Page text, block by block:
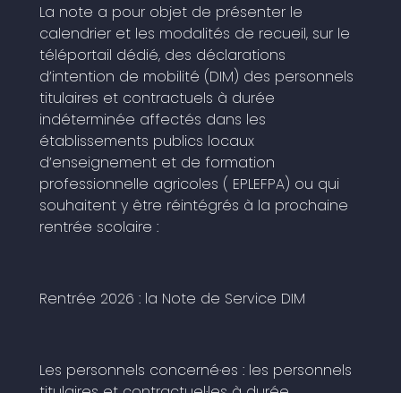
La note a pour objet de présenter le
calendrier et les modalités de recueil, sur le
téléportail dédié, des déclarations
d’intention de mobilité (DIM) des personnels
titulaires et contractuels à durée
indéterminée affectés dans les
établissements publics locaux
d’enseignement et de formation
professionnelle agricoles ( EPLEFPA) ou qui
souhaitent y être réintégrés à la prochaine
rentrée scolaire :
Rentrée 2026 : la Note de Service DIM
Les personnels concerné·es : les personnels